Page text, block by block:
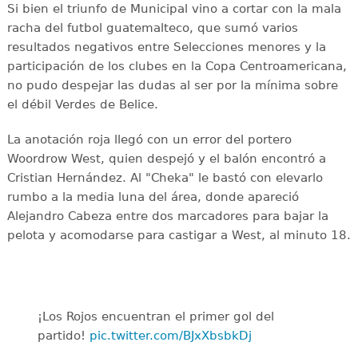
Si bien el triunfo de Municipal vino a cortar con la mala
racha del futbol guatemalteco, que sumó varios
resultados negativos entre Selecciones menores y la
participación de los clubes en la Copa Centroamericana,
no pudo despejar las dudas al ser por la mínima sobre
el débil Verdes de Belice.
La anotación roja llegó con un error del portero
Woordrow West, quien despejó y el balón encontró a
Cristian Hernández. Al "Cheka" le bastó con elevarlo
rumbo a la media luna del área, donde apareció
Alejandro Cabeza entre dos marcadores para bajar la
pelota y acomodarse para castigar a West, al minuto 18.
¡Los Rojos encuentran el primer gol del
partido! pic.twitter.com/BJxXbsbkDj